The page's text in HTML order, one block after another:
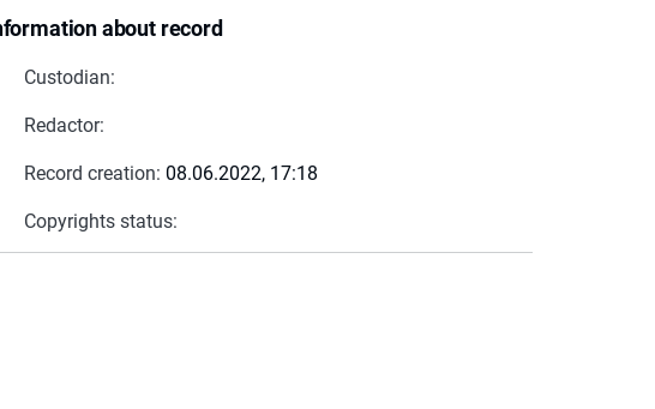
about record
Custodian:
Redactor:
Record creation: 08.06.2022, 17:18
Copyrights status: